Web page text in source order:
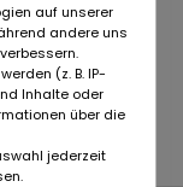
71 72
auf unserer
andere uns
(z. B. IP-
Inhalte oder
über die
jederzeit